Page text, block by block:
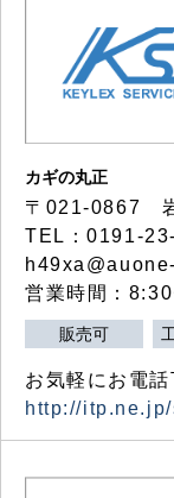
カギの丸正
〒021-0867
TEL：0191-
営業時間：
販売可
お気軽にお電話
http://